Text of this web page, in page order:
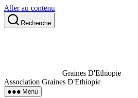
Aller au contenu
Recherche
Graines D'Ethiopie
Association Graines D'Ethiopie
Menu